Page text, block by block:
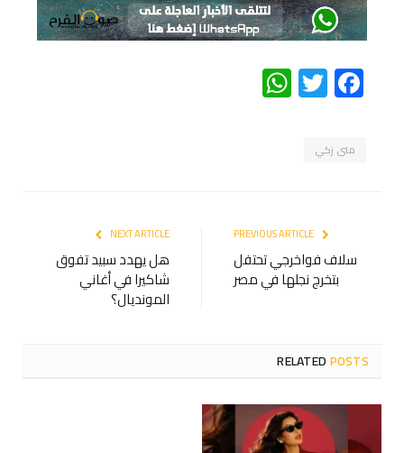
Facebook
Twitter
WhatsApp
منى زكي
سلاف فواخرجي تحتفل
بتخرج نجلها في مصر
NEXT ARTICLE
هل يهدد سبيد تفوق
شاكيرا في أغاني
المونديال؟
RELATEDPOSTS